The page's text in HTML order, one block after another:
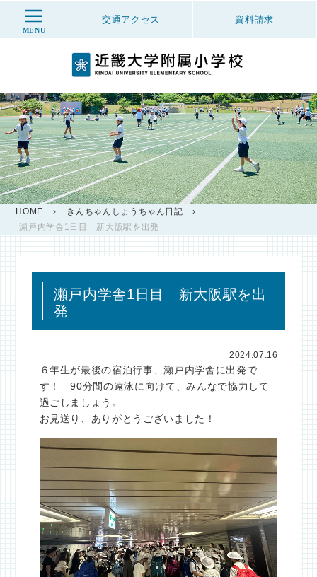
MENU
交通アクセス 資料請求
HOME › きんちゃんしょうちゃん日記
›
瀬戸内学舎1日目 新大阪駅を出発
瀬戸内学舎1日目 新大阪駅を出
発
2024.07.16
６年生が最後の宿泊行事、瀬戸内学舎に出発で
す！ 90分間の遠泳に向けて、みんなで協力して
過ごしましょう。
お見送り、ありがとうございました！